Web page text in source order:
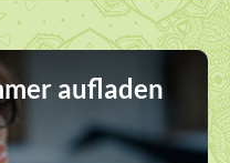
aufladen